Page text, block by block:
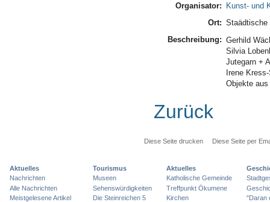
Organisator: Kunst- und
Ort: Staädtische
Beschreibung: Gerhild
Silvia
Jutegarn +
Irene
Objekte
Zurück
Diese Seite drucken Diese Seite per
Aktuelles
Nachrichten
Alle Nachrichten
Meistgelesene Artikel
Tourismus
Museen
Sehenswürdigkeiten
Die Steinreichen 5
Aktuelles
Katholische Gemeinde
Treffpunkt Ökumene
Kirchen
"Daran